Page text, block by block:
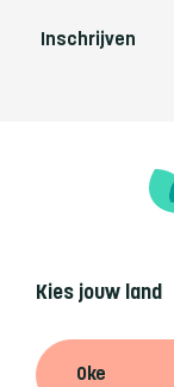
Inschrijven
Kies jouw land
Oke